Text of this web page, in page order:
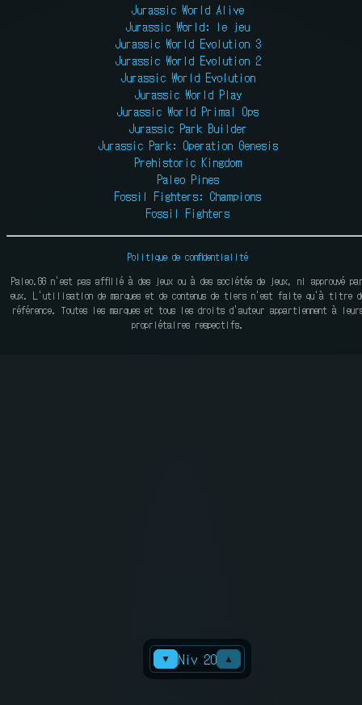
▼ Niv 20 ▲
Jurassic World Alive
Jurassic World: le jeu
Jurassic World Evolution 3
Jurassic World Evolution 2
Jurassic World Evolution
Jurassic World Play
Jurassic World Primal Ops
Jurassic Park Builder
Jurassic Park: Operation Genesis
Prehistoric Kingdom
Paleo Pines
Fossil Fighters: Champions
Fossil Fighters
Paleo.GG n'est pas affilié à des jeux ou à des sociétés de jeux, ni approuvé
eux. L'utilisation de marques et de contenus de tiers n'est faite qu'à titre
référence. Toutes les marques et tous les droits d'auteur appartiennent à
propriétaires respectifs.
Politique de confidentialité